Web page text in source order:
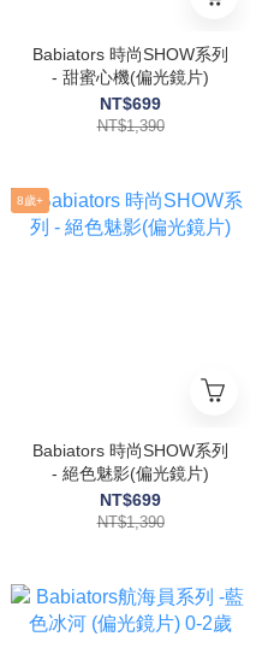
Babiators 時尚SHOW系列
- 甜蜜心機(偏光鏡片)
NT$699
NT$1,390
8歲+
Babiators 時尚SHOW系列
- 絕色魅影(偏光鏡片)
NT$699
NT$1,390